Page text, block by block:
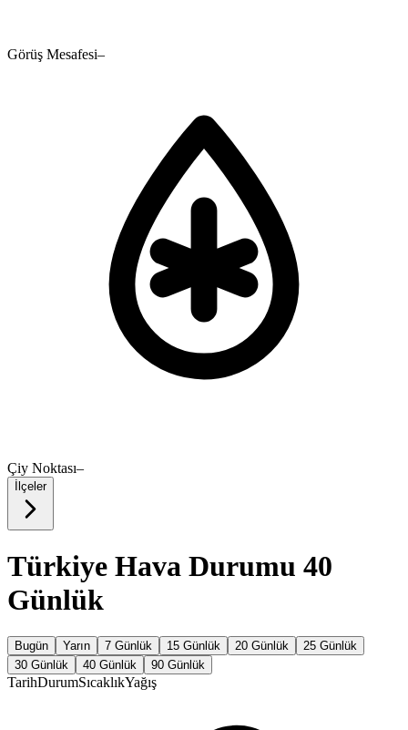
Görüş Mesafesi–
Çiy Noktası–
İlçeler
Türkiye Hava Durumu 40
Günlük
Bugün Yarın 7 Günlük 15 Günlük 20 Günlük
25 Günlük
30 Günlük
40 Günlük 90 Günlük
TarihDurumSıcaklıkYağış